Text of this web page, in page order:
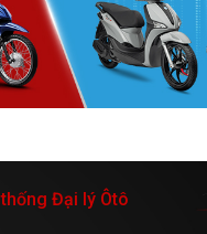
Đại lý Ôtô